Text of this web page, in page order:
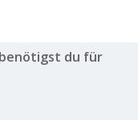
du für